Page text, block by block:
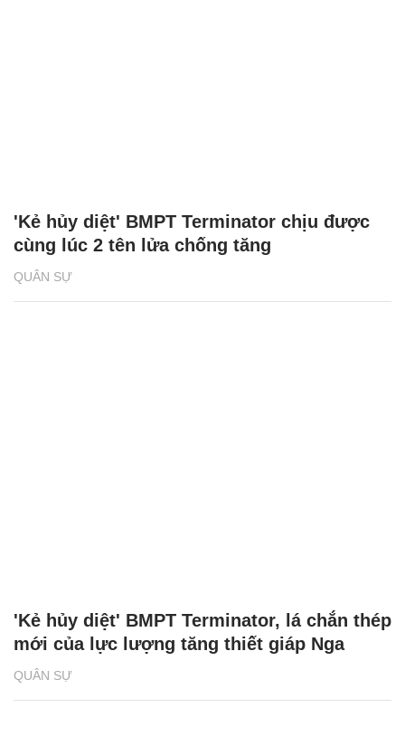
QUÂN SỰ
'Kẻ hủy diệt' BMPT Terminator chịu được
cùng lúc 2 tên lửa chống tăng
QUÂN SỰ
'Kẻ hủy diệt' BMPT Terminator, lá chắn thép
mới của lực lượng tăng thiết giáp Nga